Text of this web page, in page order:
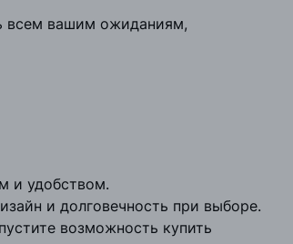
всем вашим ожиданиям,
и удобством.
и долговечность при выборе.
возможность купить